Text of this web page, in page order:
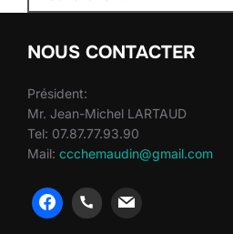
pour :
NOUS CONTACTER
Président:
Mr. Jean-Michel LARTAUD
Tel: 07.87.77.93.90
Mail: ccchemaudin@gmail.com